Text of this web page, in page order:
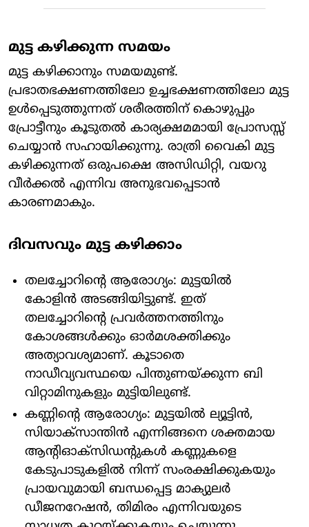
മുട്ട കഴിക്കുന്ന സമയം
മുട്ട കഴിക്കാനും സമയമുണ്ട്.
പ്രഭാതഭക്ഷണത്തിലോ ഉച്ചഭക്ഷണത്തിലോ മുട്ട
ഉൾപ്പെടുത്തുന്നത് ശരീരത്തിന് കൊഴുപ്പും
പ്രോട്ടീനും കൂടുതൽ കാര്യക്ഷമമായി പ്രോസസ്സ്
ചെയ്യാൻ സഹായിക്കുന്നു. രാത്രി വൈകി മുട്ട
കഴിക്കുന്നത് ഒരുപക്ഷെ അസിഡിറ്റി, വയറു
വീർക്കൽ എന്നിവ അനുഭവപ്പെടാൻ
കാരണമാകും.
ദിവസവും മുട്ട കഴിക്കാം
തലച്ചോറിന്റെ ആരോഗ്യം: മുട്ടയിൽ
കോളിൻ അടങ്ങിയിട്ടുണ്ട്. ഇത്
തലച്ചോറിന്റെ പ്രവർത്തനത്തിനും
കോശങ്ങൾക്കും ഓർമശക്തിക്കും
അത്യാവശ്യമാണ്. കൂടാതെ
നാഡീവ്യവസ്ഥയെ പിന്തുണയ്ക്കുന്ന ബി
വിറ്റാമിനുകളും മുട്ടിയിലുണ്ട്.
കണ്ണിന്റെ ആരോഗ്യം: മുട്ടയിൽ ല്യൂട്ടിൻ,
സിയാക്സാന്തിൻ എന്നിങ്ങനെ ശക്തമായ
ആന്റിഓക്‌സിഡന്റുകൾ കണ്ണുകളെ
കേടുപാടുകളിൽ നിന്ന് സംരക്ഷിക്കുകയും
പ്രായവുമായി ബന്ധപ്പെട്ട മാക്യുലർ
ഡീജനറേഷൻ, തിമിരം എന്നിവയുടെ